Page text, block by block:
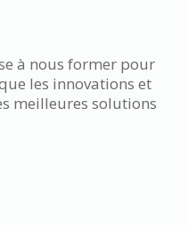
à nous former pour
les innovations et
meilleures solutions